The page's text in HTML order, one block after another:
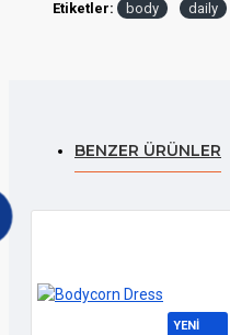
Etiketler: body daily
BENZER ÜRÜNLER
YENI